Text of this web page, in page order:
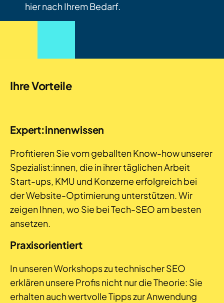
hier nach Ihrem Bedarf.
Ihre Vorteile
Expert:innenwissen
Profitieren Sie vom geballten Know-how unserer
Spezialist:innen, die in ihrer täglichen Arbeit
Start-ups, KMU und Konzerne erfolgreich bei
der Website-Optimierung unterstützen. Wir
zeigen Ihnen, wo Sie bei Tech-SEO am besten
ansetzen.
Praxisorientiert
In unseren Workshops zu technischer SEO
erklären unsere Profis nicht nur die Theorie: Sie
erhalten auch wertvolle Tipps zur Anwendung